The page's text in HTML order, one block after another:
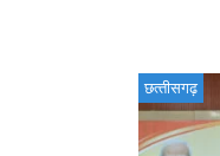
छत्‍तीसगढ़